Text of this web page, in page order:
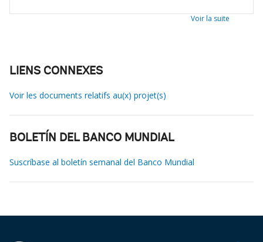
Voir la suite
LIENS CONNEXES
Voir les documents relatifs au(x) projet(s)
BOLETÍN DEL BANCO MUNDIAL
Suscríbase al boletín semanal del Banco Mundial